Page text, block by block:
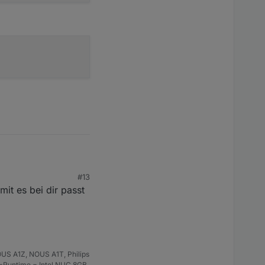
#13
es bei dir passt
A1Z, NOUS A1T, Philips